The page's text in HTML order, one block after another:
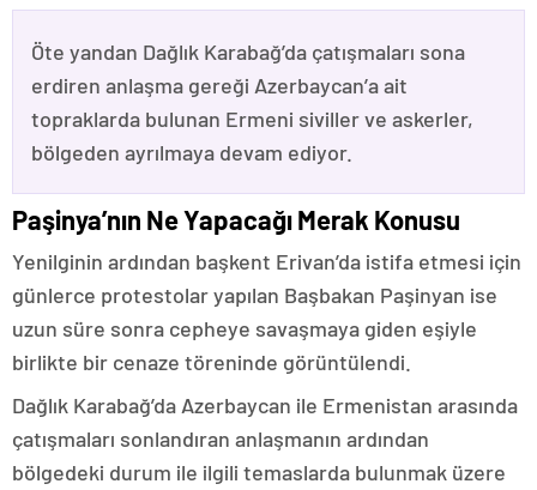
Öte yandan Dağlık Karabağ’da çatışmaları sona
erdiren anlaşma gereği Azerbaycan’a ait
topraklarda bulunan Ermeni siviller ve askerler,
bölgeden ayrılmaya devam ediyor.
Paşinya’nın Ne Yapacağı Merak Konusu
Yenilginin ardından başkent Erivan’da istifa etmesi için
günlerce protestolar yapılan Başbakan Paşinyan ise
uzun süre sonra cepheye savaşmaya giden eşiyle
birlikte bir cenaze töreninde görüntülendi.
Dağlık Karabağ’da Azerbaycan ile Ermenistan arasında
çatışmaları sonlandıran anlaşmanın ardından
bölgedeki durum ile ilgili temaslarda bulunmak üzere